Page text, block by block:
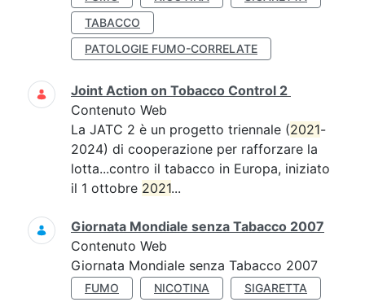
TABACCO
PATOLOGIE FUMO-CORRELATE
Joint Action on Tobacco Control 2
Contenuto Web
La JATC 2 è un progetto triennale (2021-
2024) di cooperazione per rafforzare la
lotta...contro il tabacco in Europa, iniziato
il 1 ottobre 2021...
Giornata Mondiale senza Tabacco 2007
Contenuto Web
Giornata Mondiale senza Tabacco 2007
FUMO NICOTINA
SIGARETTA